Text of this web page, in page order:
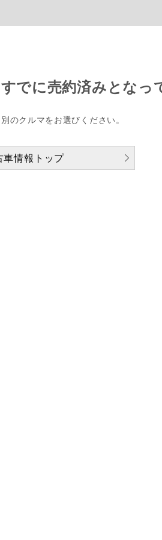
すでに売約済みとなっ
のクルマをお選びください。
車情報トップ